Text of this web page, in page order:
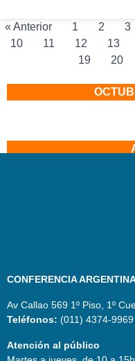
« Anterior 1 2 3
10
11 12 13
19
20
CONFERENCIA
Av Callao 569 1º Piso, 1º
Teléfonos: (011) 4374-
Atención al público